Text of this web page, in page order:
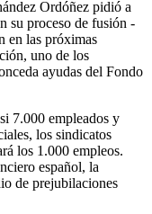
Ordóñez pidió a
su proceso de fusión -
en las próximas
uno de los
ayudas del Fondo
7.000 empleados y
los sindicatos
los 1.000 empleos.
español, la
de prejubilaciones